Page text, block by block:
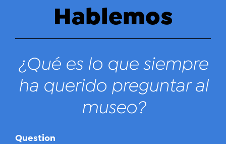
Hablemos
¿Qué es lo que siempre
ha querido preguntar al
museo?
Question